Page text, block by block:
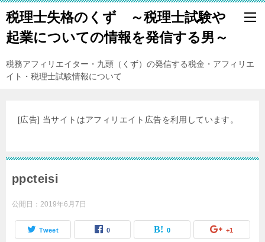
税理士失格のくず ～税理士試験や
起業についての情報を発信する男～
税務アフィリエイター・九頭（くず）の発信する税金・アフィリエ
イト・税理士試験情報について
[広告] 当サイトはアフィリエイト広告を利用しています。
ppcteisi
公開日： 2019年6月7日
Tweet 0 0 +1